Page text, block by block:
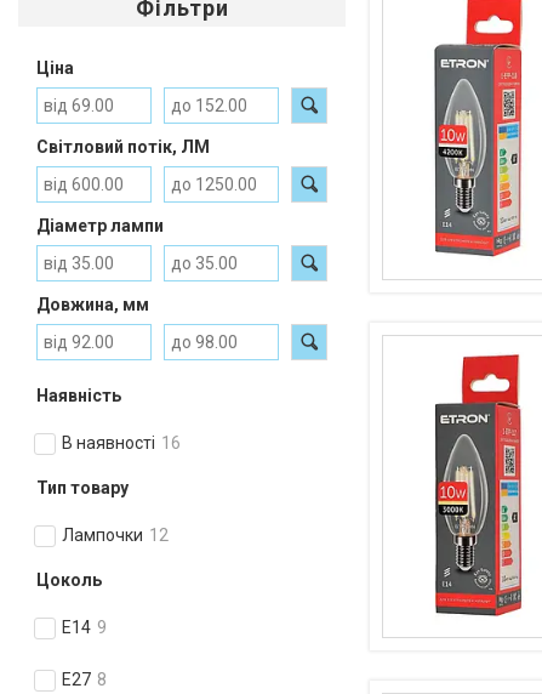
Фільтри
Ціна
Світловий потік, ЛМ
Діаметр лампи
Довжина, мм
Наявність
В наявності 16
Тип товару
Лампочки 12
Цоколь
E14 9
E27 8